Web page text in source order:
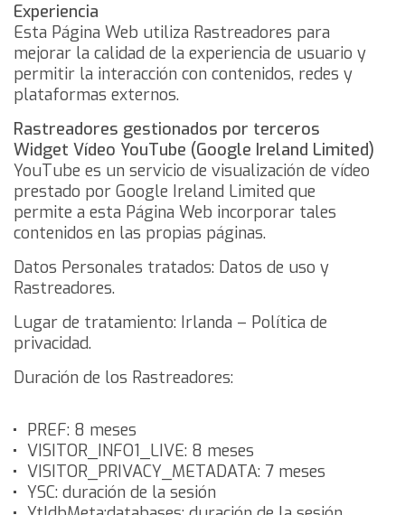
Experiencia
Esta Página Web utiliza Rastreadores para
mejorar la calidad de la experiencia de usuario y
permitir la interacción con contenidos, redes y
plataformas externos.
Rastreadores gestionados por terceros
Widget Vídeo YouTube (Google Ireland Limited)
YouTube es un servicio de visualización de vídeo
prestado por Google Ireland Limited que
permite a esta Página Web incorporar tales
contenidos en las propias páginas.
Datos Personales tratados: Datos de uso y
Rastreadores.
Lugar de tratamiento: Irlanda – Política de
privacidad.
Duración de los Rastreadores:
PREF: 8 meses
VISITOR_INFO1_LIVE: 8 meses
VISITOR_PRIVACY_METADATA: 7 meses
YSC: duración de la sesión